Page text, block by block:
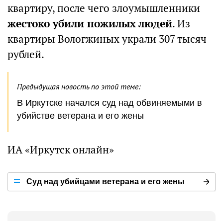
квартиру, после чего злоумышленники
жестоко убили пожилых людей. Из
квартиры Вологжиных украли 307 тысяч
рублей.
Предыдущая новость по этой теме:
В Иркутске начался суд над обвиняемыми в
убийстве ветерана и его жены
ИА «Иркутск онлайн»
Суд над убийцами ветерана и его жены